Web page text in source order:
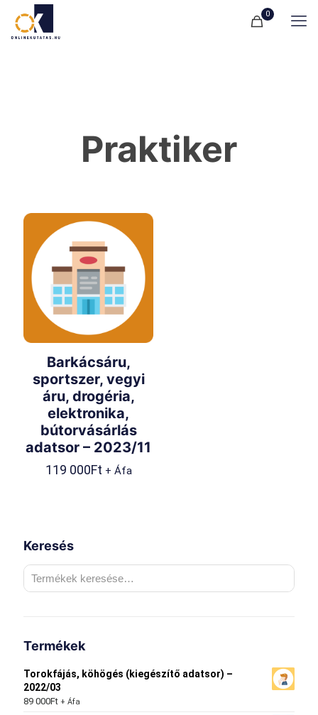
0
Praktiker
Barkácsáru,
sportszer, vegyi
áru, drogéria,
elektronika,
bútorvásárlás
adatsor – 2023/11
119 000Ft + Áfa
Keresés
Termékek
Torokfájás, köhögés (kiegészítő adatsor) –
2022/03
89 000Ft + Áfa